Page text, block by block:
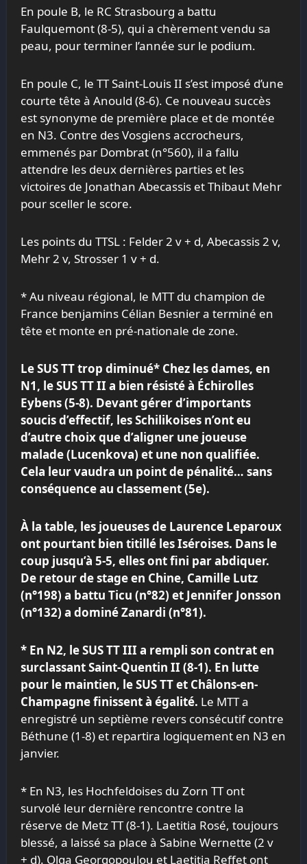
En poule B, le RC Strasbourg a battu
Faulquemont (8-5), qui a chèrement vendu sa
peau, pour terminer l’année sur le podium.
En poule C, le TT Saint-Louis II s’est imposé d’une
courte tête à Anould (8-6). Ce nouveau succès
est synonyme de première place et de montée
en N3. Contre des Vosgiens accrocheurs,
emmenés par Dombrat (n°560), il a fallu
attendre les deux dernières parties et les
victoires de Jonathan Abecassis et Thibaut Mehr
pour sceller le score.
Les points du TTSL : Felder 2 v + d, Abecassis 2 v,
Mehr 2 v, Strosser 1 v + d.
* Au niveau régional, le MTT du champion de
France benjamins Célian Besnier a terminé en
tête et monte en pré-nationale de zone.
LeSUSTT trop diminué* Chez les dames, en
N1, leSUSTT II a bien résisté à Échirolles
Eybens (5-8). Devant gérer d’importants
soucis d’effectif, les Schilikoises n’ont eu
d’autre choix que d’aligner une joueuse
malade (Lucenkova) et une non qualifiée.
Cela leur vaudra un point de pénalité… sans
conséquence au classement (5e).
À la table, les joueuses de Laurence Leparoux
ont pourtant bien titillé les Iséroises. Dans le
coup jusqu’à 5-5, elles ont fini par abdiquer.
De retour de stage en Chine, Camille Lutz
(n°198) a battu Ticu (n°82) et Jennifer Jonsson
(n°132) a dominé Zanardi (n°81).
* En N2, leSUSTT III a rempli son contrat en
surclassant Saint-Quentin II (8-1). En lutte
pour le maintien, leSUSTT et Châlons-en-
Champagne finissent à égalité. Le MTT a
enregistré un septième revers consécutif contre
Béthune (1-8) et repartira logiquement en N3 en
janvier.
* En N3, les Hochfeldoises du Zorn TT ont
survolé leur dernière rencontre contre la
réserve de Metz TT (8-1). Laetitia Rosé, toujours
blessé, a laissé sa place à Sabine Wernette (2 v
+ d). Olga Georgopoulou et Laetitia Reffet ont